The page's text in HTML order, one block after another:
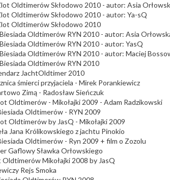
Oldtimerów Skłodowo 2010 - autor: Asia
Oldtimerów Skłodowo 2010 - autor: Ya-sQ
Oldtimerów Skłodowo 2010
Oldtimerów RYN 2010 - autor: Asia
Oldtimerów RYN 2010 - autor: YasQ
Oldtimerów RYN 2010 - autor: Maciej
Oldtimerów RYN 2010
JachtOldtimer 2010
śmierci przyjaciela - Mirek Porankiewicz
Zimą - Radosław Sieńczuk
Oldtimerów - Mikołajki 2009 - Adam Radzikowski
Oldtimerów - RYN 2009
Oldtimerów by JasQ - Mikołajki 2009
Jana Królikowskiego z jachtu Pinokio
Oldtimerów - Ryn 2009 + film o Zozolu
Gaflowy Sławka Orłowskiego
Oldtimerów Mikołajki 2008 by JasQ
Rejs Smoka